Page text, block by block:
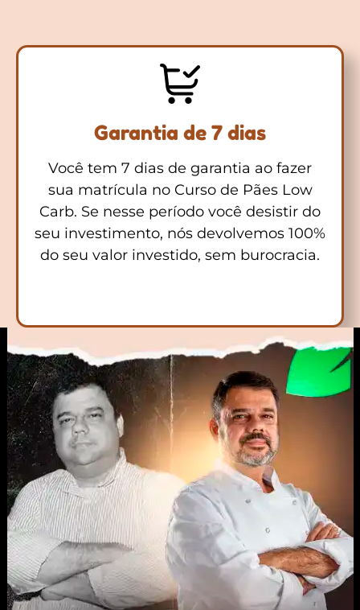
Garantia de 7 dias
Você tem 7 dias de garantia ao fazer
sua matrícula no Curso de Pães Low
Carb. Se nesse período você desistir do
seu investimento, nós devolvemos 100%
do seu valor investido, sem burocracia.​